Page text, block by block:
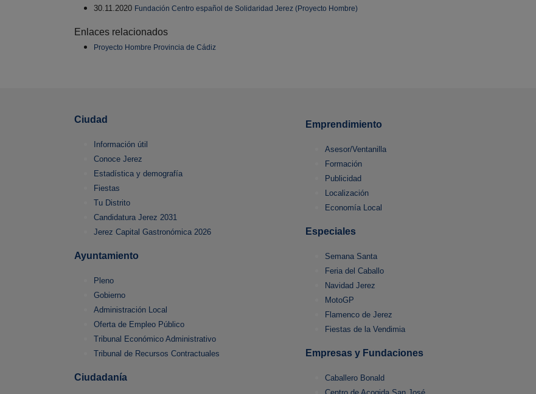
30.11.2020 Fundación Centro español de Solidaridad Jerez (Proyecto Hombre)
Enlaces relacionados
Proyecto Hombre Provincia de Cádiz
Ciudad
Información útil
Conoce Jerez
Estadística y demografía
Fiestas
Tu Distrito
Candidatura Jerez 2031
Jerez Capital Gastronómica 2026
Ayuntamiento
Pleno
Gobierno
Administración Local
Oferta de Empleo Público
Tribunal Económico Administrativo
Tribunal de Recursos Contractuales
Ciudadanía
Emprendimiento
Asesor/Ventanilla
Formación
Publicidad
Localización
Economía Local
Especiales
Semana Santa
Feria del Caballo
Navidad Jerez
MotoGP
Flamenco de Jerez
Fiestas de la Vendimia
Empresas y Fundaciones
Caballero Bonald